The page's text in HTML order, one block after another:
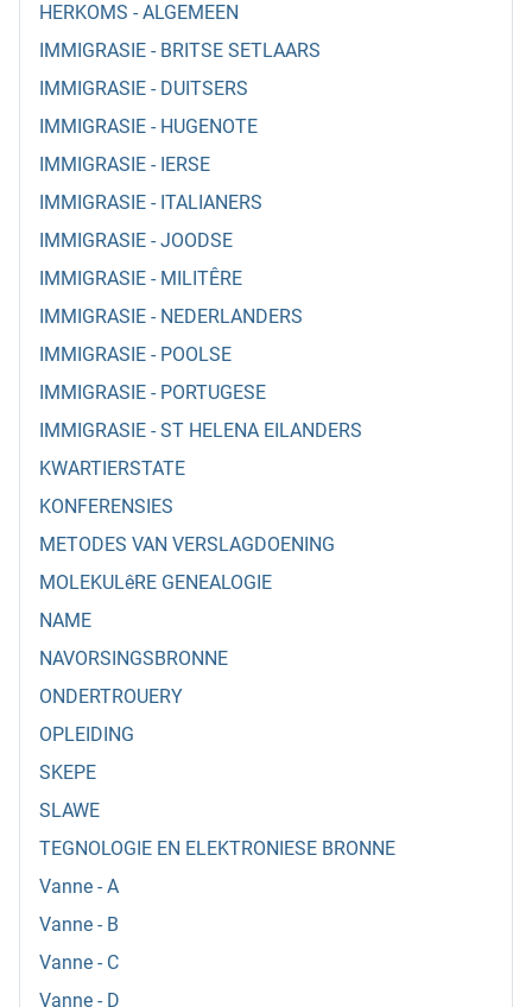
HERKOMS - ALGEMEEN
IMMIGRASIE - BRITSE SETLAARS
IMMIGRASIE - DUITSERS
IMMIGRASIE - HUGENOTE
IMMIGRASIE - IERSE
IMMIGRASIE - ITALIANERS
IMMIGRASIE - JOODSE
IMMIGRASIE - MILITÊRE
IMMIGRASIE - NEDERLANDERS
IMMIGRASIE - POOLSE
IMMIGRASIE - PORTUGESE
IMMIGRASIE - ST HELENA EILANDERS
KWARTIERSTATE
KONFERENSIES
METODES VAN VERSLAGDOENING
MOLEKULêRE GENEALOGIE
NAME
NAVORSINGSBRONNE
ONDERTROUERY
OPLEIDING
SKEPE
SLAWE
TEGNOLOGIE EN ELEKTRONIESE BRONNE
Vanne - A
Vanne - B
Vanne - C
Vanne - D